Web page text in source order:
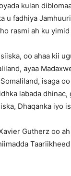
kulan
u fadhiya
rasmi ah ku
oo ahaa kii
ayaa
isaga
labada dhinac,
Dhaqanka iyo
Gutherz oo